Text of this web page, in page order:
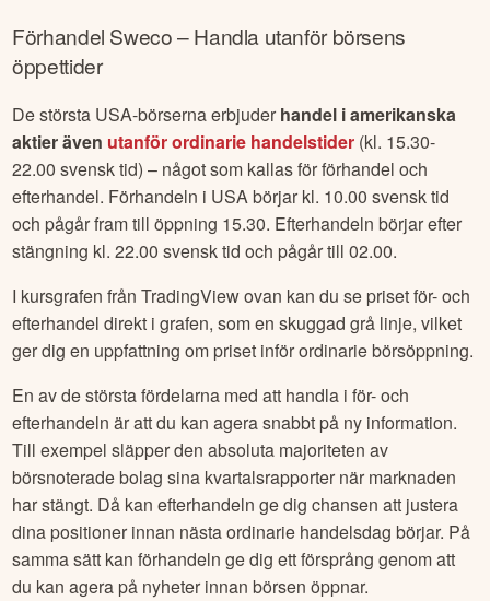
Förhandel Sweco– Handla utanför börsens
öppettider
De största USA-börserna erbjuder handel i amerikanska
aktier även utanför ordinarie handelstider (kl. 15.30-
22.00 svensk tid) – något som kallas för förhandel och
efterhandel. Förhandeln i USA börjar kl. 10.00 svensk tid
och pågår fram till öppning 15.30. Efterhandeln börjar efter
stängning kl. 22.00 svensk tid och pågår till 02.00.
I kursgrafen från TradingView ovan kan du se priset för- och
efterhandel direkt i grafen, som en skuggad grå linje, vilket
ger dig en uppfattning om priset inför ordinarie börsöppning.
En av de största fördelarna med att handla i för- och
efterhandeln är att du kan agera snabbt på ny information.
Till exempel släpper den absoluta majoriteten av
börsnoterade bolag sina kvartalsrapporter när marknaden
har stängt. Då kan efterhandeln ge dig chansen att justera
dina positioner innan nästa ordinarie handelsdag börjar. På
samma sätt kan förhandeln ge dig ett försprång genom att
du kan agera på nyheter innan börsen öppnar.